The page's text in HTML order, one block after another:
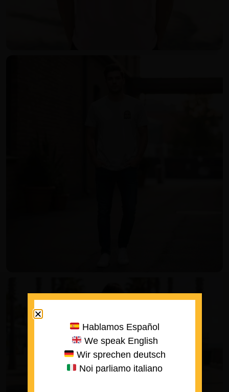
Hablamos Español
We speak English
Wir sprechen deutsch
Noi parliamo italiano